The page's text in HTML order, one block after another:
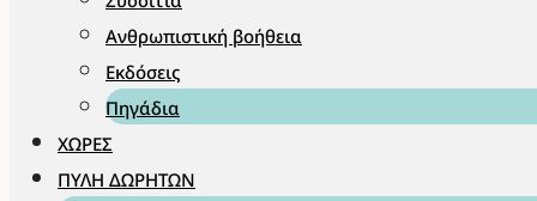
Ανθρωπιστική βοήθεια
Εκδόσεις
Πηγάδια
ΧΏΡΕΣ
ΠΎΛΗ ΔΩΡΗΤΏΝ